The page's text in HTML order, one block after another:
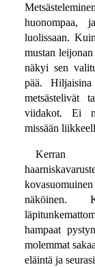
huonompaa,
luolissaan.
mustan
näkyi sen
pää.
metsästelivät
viidakot. Ei
missään
Kerran
näköinen.
hampaat
molemmat
eläintä ja